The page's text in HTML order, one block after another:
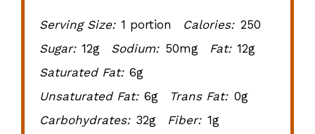
Serving Size: 1 portion Calories: 250
Sugar: 12g Sodium: 50mg Fat: 12g
Saturated Fat: 6g
Unsaturated Fat: 6g Trans Fat: 0g
Carbohydrates: 32g Fiber: 1g